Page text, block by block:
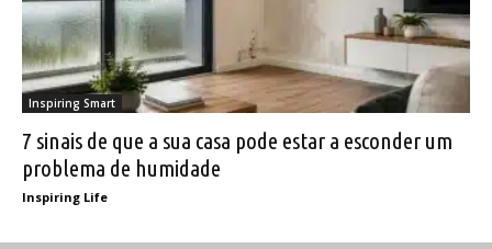
Inspiring Smart
7 sinais de que a sua casa pode estar a esconder um
problema de humidade
Inspiring Life